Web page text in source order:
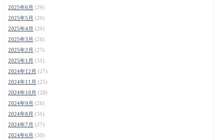
2025年6月 (29)
2025年5月 (29)
2025年4月 (29)
2025年3月 (28)
2025年2月 (27)
2025年1月 (31)
2024年12月 (27)
2024年11月 (25)
2024年10月 (28)
2024年9月 (28)
2024年8月 (31)
2024年7月 (27)
2024年6月 (30)